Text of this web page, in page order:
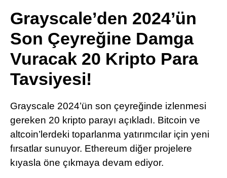
Youtube
TikTok
Grayscale’den 2024’ün
Son Çeyreğine Damga
Vuracak 20 Kripto Para
Tavsiyesi!
Grayscale 2024’ün son çeyreğinde izlenmesi
gereken 20 kripto parayı açıkladı. Bitcoin ve
altcoin’lerdeki toparlanma yatırımcılar için yeni
fırsatlar sunuyor. Ethereum diğer projelere
kıyasla öne çıkmaya devam ediyor.